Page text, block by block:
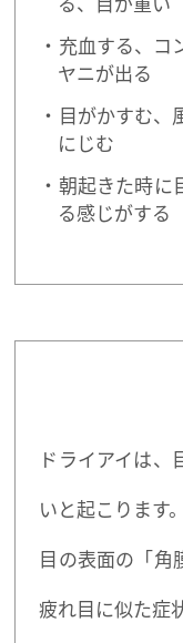
充血する、コ
ヤニが出る
目がかすむ、
にじむ
朝起きた時に
る感じがする
ドライアイは
いと起こります。
目の表面の「角
疲れ目に似た症